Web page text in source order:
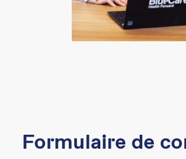
Formulaire de